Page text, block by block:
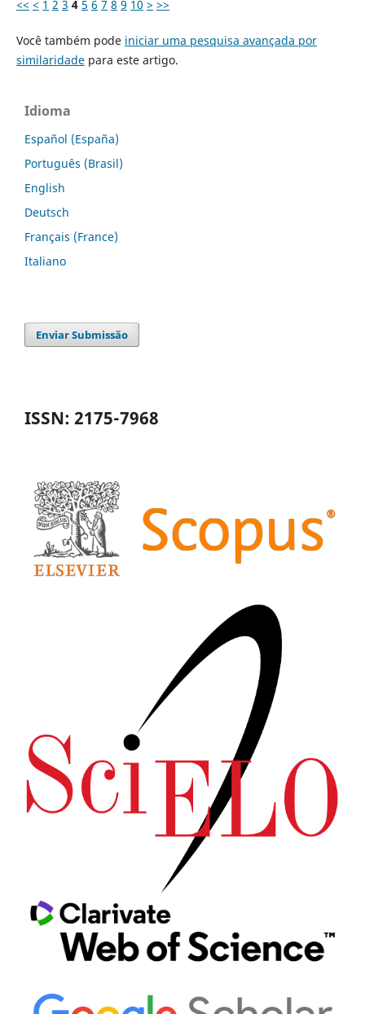
<< < 1 2 3 4 5 6 7 8 9 10 > >>
Você também pode iniciar uma pesquisa avançada por
similaridadepara este artigo.
Idioma
Español (España)
Português (Brasil)
English
Deutsch
Français (France)
Italiano
Enviar Submissão
ISSN: 2175-7968